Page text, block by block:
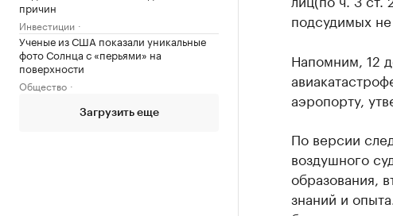
причин
Инвестиции
Ученые из США показали уникальные
фото Солнца с «перьями» на
поверхности
Общество
Загрузить еще
подсудимых не
Напомним, 12
аэропорту,
По версии
воздушного
образования,
знаний и